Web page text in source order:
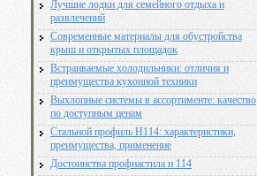
Лучшие лодки для семейного отдыха и
развлечений
Современные материалы для обустройства
крыш и открытых площадок
Встраиваемые холодильники: отличия и
преимущества кухонной техники
Выхлопные системы в ассортименте: качество
по доступным ценам
Стальной профиль Н114: характеристики,
преимущества, применение
Достоинства профнастила н 114